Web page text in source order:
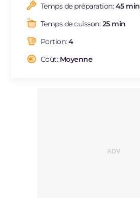
Protéine
Graisses
Fibre
Cholestérol
Temps de préparation:45 min
Temps de cuisson:25 min
Portion:4
Coût: Moyenne